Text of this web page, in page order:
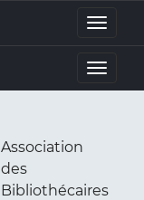
Toggle
Toggle
Association
des
Bibliothécaires